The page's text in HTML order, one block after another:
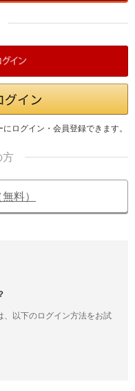
ログイン・会員登録できます。
方
料）
以下のログイン方法をお試